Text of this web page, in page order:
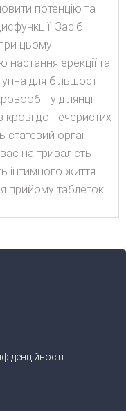
потенцію та
Засіб
цьому
настання ерекції та
для більшості
у ділянці
крові до печеристих
статевий орган.
на тривалість
інтимного життя.
прийому таблеток.